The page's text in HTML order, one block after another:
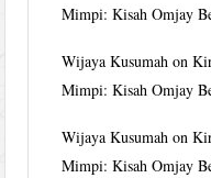
Mimpi: Kisah Omjay
Wijaya Kusumah on
Mimpi: Kisah Omjay
Wijaya Kusumah on
Mimpi: Kisah Omjay